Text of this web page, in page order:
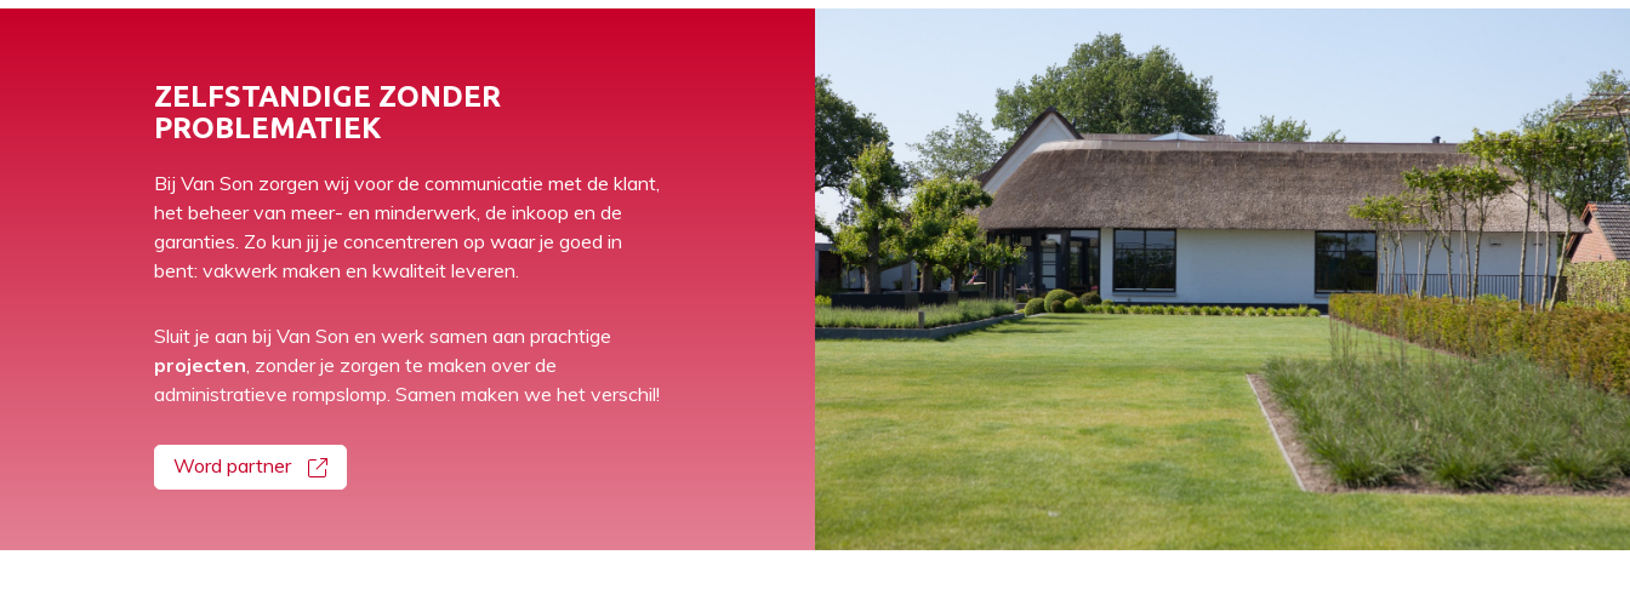
ZELFSTANDIGE ZONDER
PROBLEMATIEK
Bij Van Son zorgen wij voor de communicatie met de klant,
het beheer van meer- en minderwerk, de inkoop en de
garanties. Zo kun jij je concentreren op waar je goed in
bent: vakwerk maken en kwaliteit leveren.
Sluit je aan bij Van Son en werk samen aan prachtige
projecten, zonder je zorgen te maken over de
administratieve rompslomp. Samen maken we het verschil!
Word partner